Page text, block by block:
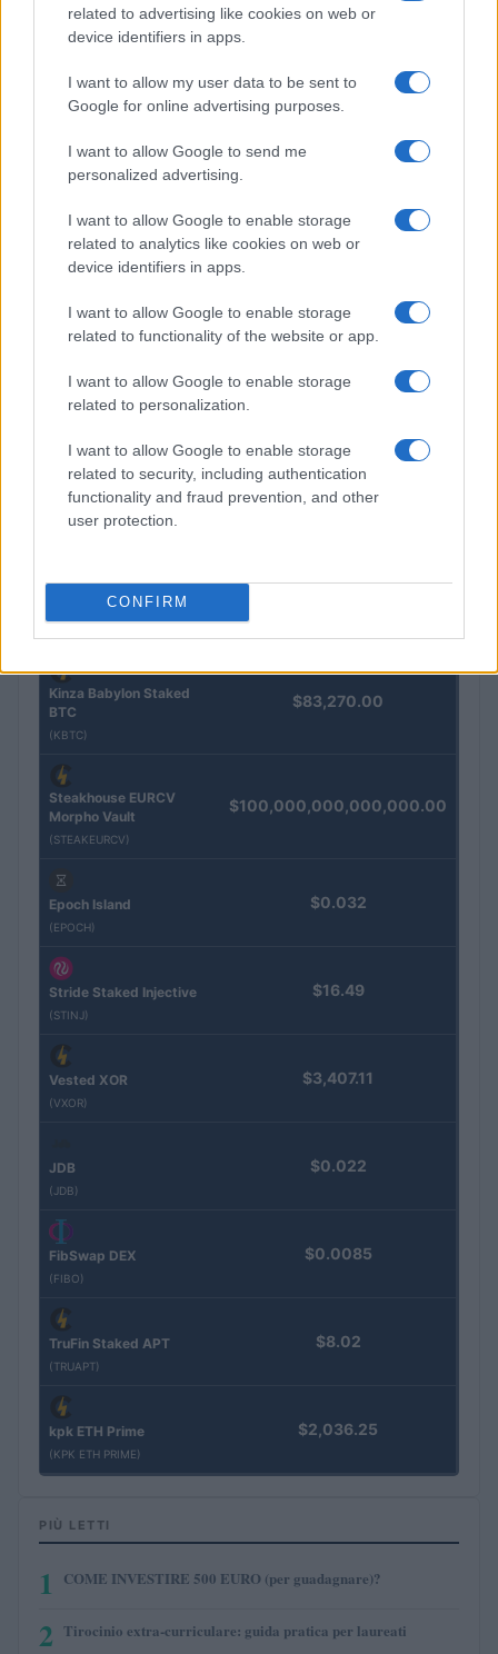
related to advertising like cookies on web or
device identifiers in apps.
I want to allow my user data to be sent to
Google for online advertising purposes.
I want to allow Google to send me
personalized advertising.
I want to allow Google to enable storage
related to analytics like cookies on web or
device identifiers in apps.
I want to allow Google to enable storage
related to functionality of the website or app.
I want to allow Google to enable storage
related to personalization.
I want to allow Google to enable storage
related to security, including authentication
functionality and fraud prevention, and other
user protection.
CONFIRM
NEWS
La macchina usata più affidabile: un investimento che esige
Redazione · 5 Ago 2026
QUOTAZIONI CRYPTO
Nome
Eureka Bridged PAX
Gold (Terra
Kinza Babylon Staked
BTC
(KBTC)
$83,270.00
Steakhouse EURCV
Morpho Vault
(STEAKEURCV)
$100,000,000,000,000.00
Epoch Island
(EPOCH)
$0.032
Stride Staked Injective
(STINJ)
$16.49
Vested XOR
(VXOR)
$3,407.11
JDB
(JDB)
$0.022
FibSwap DEX
(FIBO)
$0.0085
TruFin Staked APT
(TRUAPT)
$8.02
kpk ETH Prime
(KPK ETH PRIME)
$2,036.25
PIÙ LETTI
1 COME INVESTIRE 500 EURO (per guadagnare)?
2 Tirocinio extra-curriculare: guida pratica per laureati